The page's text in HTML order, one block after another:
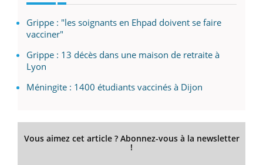
Grippe : "les soignants en Ehpad doivent se faire
vacciner"
Grippe : 13 décès dans une maison de retraite à
Lyon
Méningite : 1400 étudiants vaccinés à Dijon
Vous aimez cet article ? Abonnez-vous à la newsletter
!